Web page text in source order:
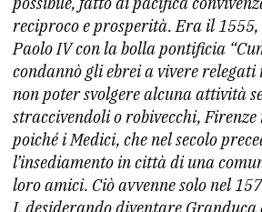
reciproco e prosperità. Era il
Paolo IV con la bolla pontificia
condannò gli ebrei a vivere
non poter svolgere alcuna attività
straccivendoli o robivecchi, Firenze
poiché i Medici, che nel secolo
l’insediamento in città di una
loro amici. Ciò avvenne solo nel